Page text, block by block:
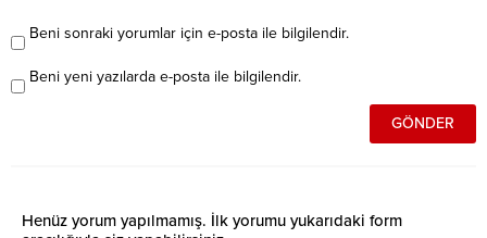
Beni sonraki yorumlar için e-posta ile bilgilendir.
Beni yeni yazılarda e-posta ile bilgilendir.
Henüz yorum yapılmamış. İlk yorumu yukarıdaki form